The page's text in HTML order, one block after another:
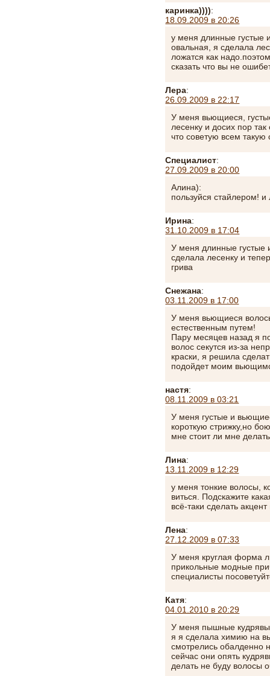
каринка)))):
18.09.2009 в 20:26
у меня длинные
овальная, я сделала
ложатся как
сказать что вы не
Лера:
26.09.2009 в 22:17
У меня вьющиеся,
лесенку и досих пор так
что советую всем такую
Специалист:
27.09.2009 в 20:00
Алина):
пользуйся стайлером! и
Ирина:
31.10.2009 в 17:04
У меня длинные густые
сделала лесенку и
грива
Снежана:
03.11.2009 в 17:00
У меня вьющиеся
естественным путем!
Пару месяцев назад я
волос секутся из-за
краски, я решила
подойдет моим
настя:
08.11.2009 в 03:21
У меня густые и
короткую стрижку,но
мне стоит ли мне
Лина:
13.11.2009 в 12:29
у меня тонкие волосы,
виться. Подскажите
всё-таки сделать
Лена:
27.12.2009 в 07:33
У меня круглая форма
прикольные модные
специалисты
Катя:
04.01.2010 в 20:29
У меня пышные
я я сделала химию на
смотрелись обалденно
сейчас они опять
делать не буду волосы